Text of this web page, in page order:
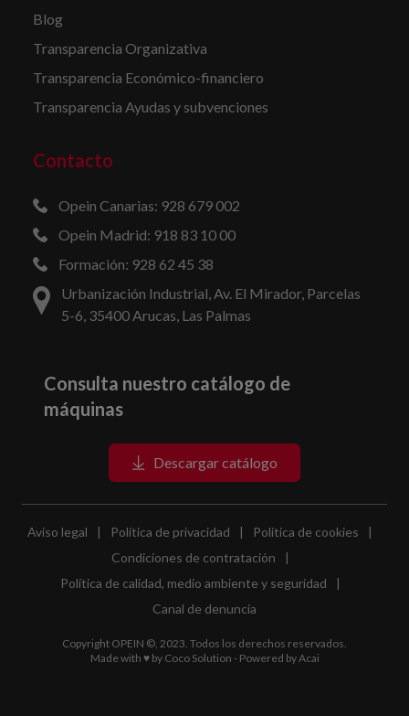
Blog
Transparencia Organizativa
Transparencia Económico-financiero
Transparencia Ayudas y subvenciones
Contacto
Opein Canarias: 928 679 002
Opein Madrid: 918 83 10 00
Formación: 928 62 45 38
Urbanización Industrial, Av. El Mirador, Parcelas
5-6, 35400 Arucas, Las Palmas
Consulta nuestro catálogo de
máquinas
Descargar catálogo
Aviso legal | Política de privacidad | Política de cookies
|
Condiciones de contratación
|
Política de calidad, medio ambiente y seguridad
|
Canal de denuncia
Copyright OPEIN ©, 2023. Todos los derechos reservados.
Made with ♥ by Coco Solution - Powered byAcai